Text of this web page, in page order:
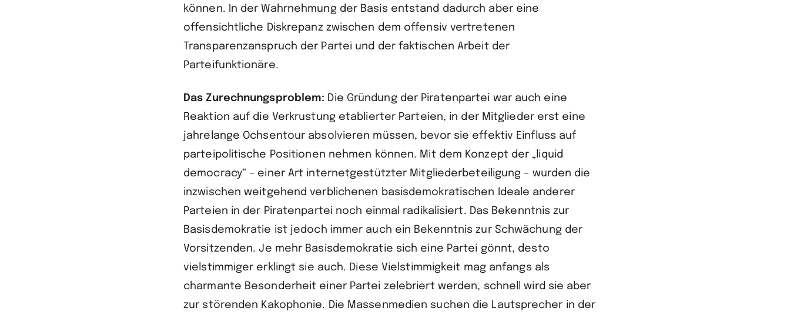
können. In der Wahrnehmung der Basis entstand dadurch aber eine
offensichtliche Diskrepanz zwischen dem offensiv vertretenen
Transparenzanspruch der Partei und der faktischen Arbeit der
Parteifunktionäre.
Das Zurechnungsproblem: Die Gründung der Piratenpartei war auch eine
Reaktion auf die Verkrustung etablierter Parteien, in der Mitglieder erst eine
jahrelange Ochsentour absolvieren müssen, bevor sie effektiv Einfluss auf
parteipolitische Positionen nehmen können. Mit dem Konzept der „liquid
democracy“ – einer Art internetgestützter Mitgliederbeteiligung – wurden die
inzwischen weitgehend verblichenen basisdemokratischen Ideale anderer
Parteien in der Piratenpartei noch einmal radikalisiert. Das Bekenntnis zur
Basisdemokratie ist jedoch immer auch ein Bekenntnis zur Schwächung der
Vorsitzenden. Je mehr Basisdemokratie sich eine Partei gönnt, desto
vielstimmiger erklingt sie auch. Diese Vielstimmigkeit mag anfangs als
charmante Besonderheit einer Partei zelebriert werden, schnell wird sie aber
zur störenden Kakophonie. Die Massenmedien suchen die Lautsprecher in der